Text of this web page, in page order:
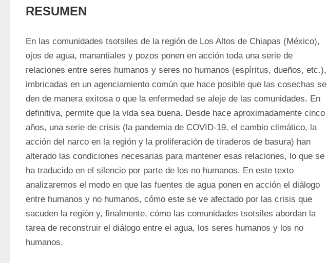
RESUMEN
En las comunidades tsotsiles de la región de Los Altos de Chiapas (México),
ojos de agua, manantiales y pozos ponen en acción toda una serie de
relaciones entre seres humanos y seres no humanos (espíritus, dueños, etc.),
imbricadas en un agenciamiento común que hace posible que las cosechas se
den de manera exitosa o que la enfermedad se aleje de las comunidades. En
definitiva, permite que la vida sea buena. Desde hace aproximadamente cinco
años, una serie de crisis (la pandemia de COVID-19, el cambio climático, la
acción del narco en la región y la proliferación de tiraderos de basura) han
alterado las condiciones necesarias para mantener esas relaciones, lo que se
ha traducido en el silencio por parte de los no humanos. En este texto
analizaremos el modo en que las fuentes de agua ponen en acción el diálogo
entre humanos y no humanos, cómo este se ve afectado por las crisis que
sacuden la región y, finalmente, cómo las comunidades tsotsiles abordan la
tarea de reconstruir el diálogo entre el agua, los seres humanos y los no
humanos.